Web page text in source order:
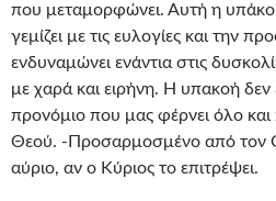
που μεταμορφώνει. Αυτή η
γεμίζει με τις ευλογίες και την
ενδυναμώνει ενάντια στις
με χαρά και ειρήνη. Η υπακοή δεν
προνόμιο που μας φέρνει όλο και
Θεού. -Προσαρμοσμένο από τον
αύριο, αν ο Κύριος το επιτρέψει.